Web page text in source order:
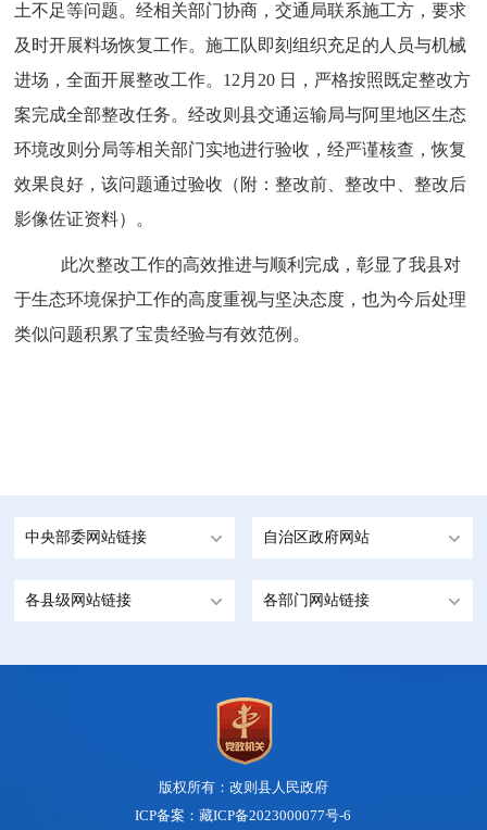
土不足等问题。经相关部门协商，交通局联系施工方，要求
及时开展料场恢复工作。施工队即刻组织充足的人员与机械
进场，全面开展整改工作。 12 月 20 日，严格按照既定整改方
案完成全部整改任务。经改则县交通运输局与阿里地区生态
环境改则分局等相关部门实地进行验收，经严谨核查，恢复
效果良好，该问题通过验收（附：整改前、整改中、整改后
影像佐证资料）。
此次整改工作的高效推进与顺利完成，彰显了我县对
于生态环境保护工作的高度重视与坚决态度，也为今后处理
类似问题积累了宝贵经验与有效范例。
中央部委网站链接 自治区政府网站
各县级网站链接 各部门网站链接
版权所有：改则县人民政府
ICP备案：藏ICP备2023000077号-6